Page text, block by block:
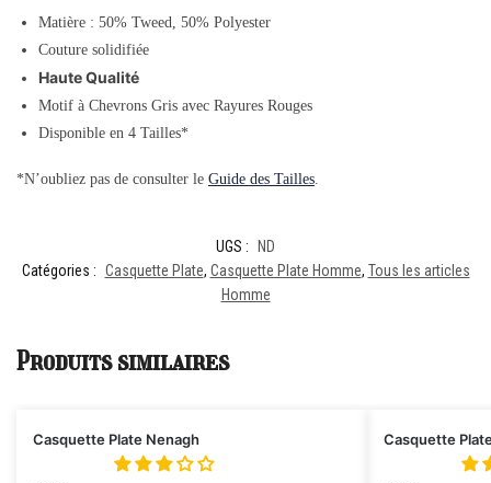
Matière : 50% Tweed, 50% Polyester
Couture solidifiée
Haute Qualité
Motif à Chevrons Gris avec Rayures Rouges
Disponible en 4 Tailles*
*N’oubliez pas de consulter le Guide des Tailles
UGS :
ND
Catégories : Casquette Plate, Casquette Plate Homme, Tous les articles
Homme
Produits similaires
Casquette Plate Nenagh Casquette